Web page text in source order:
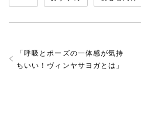
「呼吸とポーズの一体感が気持
ちいい！ヴィンヤサヨガとは 」